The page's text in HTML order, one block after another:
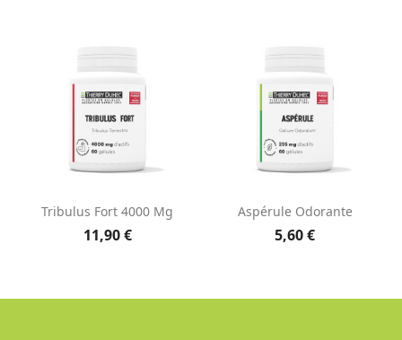
Tribulus Fort 4000 Mg
11,90 €
Aspérule Odorante
5,60 €